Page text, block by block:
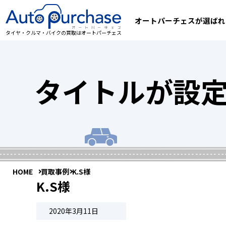
タイヤ・クルマ・バイクの買取はオートパーチェス
オートパーチェスが選ば
タイトルが設
HOME 買取事例 K.S様
K.S様
2020年3月11日